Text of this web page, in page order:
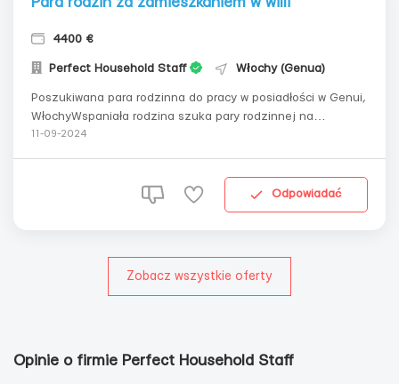
4400 €
Perfect Household Staff Włochy (Genua)
Poszukiwana para rodzinna do pracy w posiadłości w Genui,
WłochyWspaniała rodzina szuka pary rodzinnej na
stanowisko pracownika ogólnego (dbanie o dom, drobne
prasowanie)Zapewnione jest osobne miesz...
11-09-2024
Odpowiadać
Zobacz wszystkie oferty
Opinie o firmie Perfect Household Staff